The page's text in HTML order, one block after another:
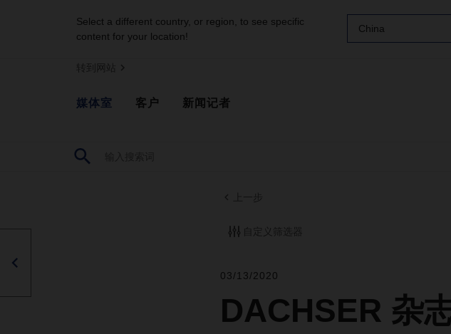
Select a different country, or region, to see specific
content for your location!
China
转到网站
媒体室 客户 新闻记者
自定义筛选器
03/13/2020
DACHSER 杂